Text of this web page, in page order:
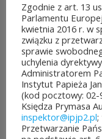
03
Można
na
edycji
Zgodnie z art. 13
Parlamentu
kwietnia 2016 r. w
związku z
sprawie
uchylenia
Administratorem
Instytut Papieża
(kod pocztowy: 02-
Księdza Prymasa
inspektor@ipjp2.pl;
Przetwarzanie